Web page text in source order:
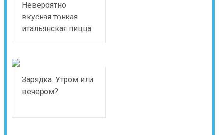
Невероятно
вкусная тонкая
итальянская пицца
Зарядка. Утром или
вечером?